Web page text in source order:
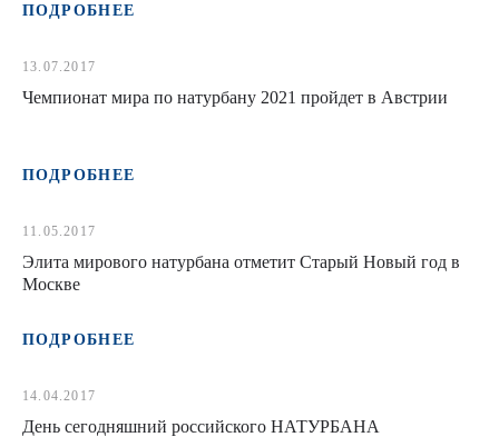
ПОДРОБНЕЕ
13.07.2017
Чемпионат мира по натурбану 2021 пройдет в Австрии
ПОДРОБНЕЕ
11.05.2017
Элита мирового натурбана отметит Старый Новый год в
Москве
ПОДРОБНЕЕ
14.04.2017
День сегодняшний российского НАТУРБАНА